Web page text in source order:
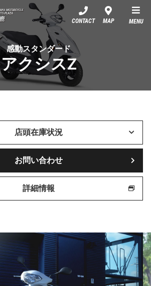
YSP鈴鹿
CONTACT MAP MENU
感動スタンダード
アクシスZ
店頭在庫状況
お問い合わせ
詳細情報